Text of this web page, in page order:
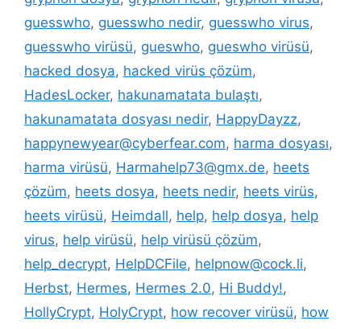
guesswho, guesswho nedir, guesswho virus,
guesswho virüsü, gueswho, gueswho virüsü,
hacked dosya, hacked virüs çözüm,
HadesLocker, hakunamatata bulaştı,
hakunamatata dosyası nedir, HappyDayzz,
happynewyear@cyberfear.com, harma dosyası,
harma virüsü, Harmahelp73@gmx.de, heets
çözüm, heets dosya, heets nedir, heets virüs,
heets virüsü, Heimdall, help, help dosya, help
virus, help virüsü, help virüsü çözüm,
help_decrypt, HelpDCFile, helpnow@cock.li,
Herbst, Hermes, Hermes 2.0, Hi Buddy!,
HollyCrypt, HolyCrypt, how recover virüsü, how